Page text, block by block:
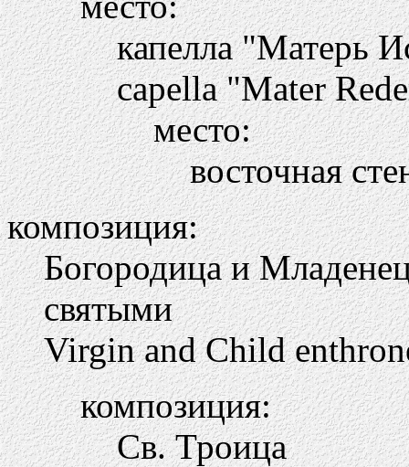
капелла "Матерь
capella "Mater
место:
восточная
композиция:
Богородица и
святыми
Virgin and Child
композиция:
Св. Троица